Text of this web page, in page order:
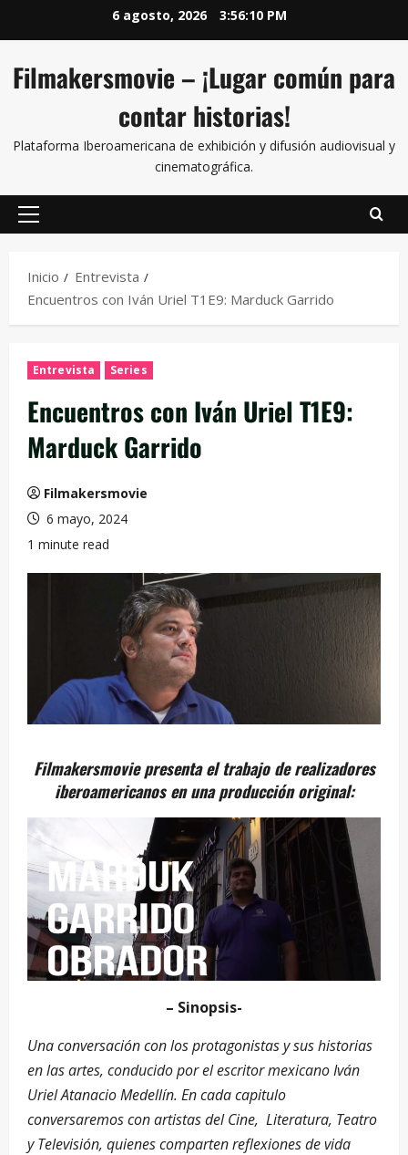
6 agosto, 2026 3:56:10 PM
Filmakersmovie – ¡Lugar común para
contar historias!
Plataforma Iberoamericana de exhibición y difusión audiovisual y
cinematográfica.
Inicio
Entrevista
Encuentros con Iván Uriel T1E9: Marduck Garrido
Entrevista Series
Encuentros con Iván Uriel T1E9:
Marduck Garrido
Filmakersmovie
6 mayo, 2024
1 minute read
Filmakersmovie presenta el trabajo de realizadores
iberoamericanos en una producción original:
– Sinopsis-
Una conversación con los protagonistas y sus historias
en las artes, conducido por el escritor mexicano Iván
Uriel Atanacio Medellín. En cada capitulo
conversaremos con artistas del Cine, Literatura, Teatro
y Televisión, quienes comparten reflexiones de vida